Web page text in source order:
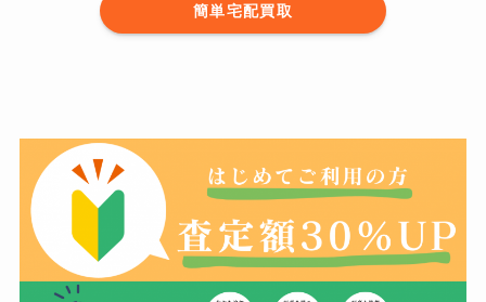
簡単宅配買取